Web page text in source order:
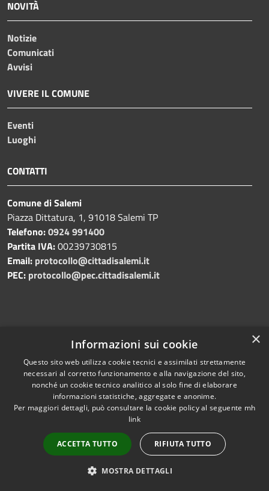
NOVITÀ
Notizie
Comunicati
Avvisi
VIVERE IL COMUNE
Eventi
Luoghi
CONTATTI
Comune di Salemi
Piazza Dittatura, 1, 91018 Salemi TP
Telefono:0924 991400
Partita IVA:00239730815
Email: protocollo@cittadisalemi.it
PEC: protocollo@pec.cittadisalemi.it
Prenotazione appuntamento
Segnalazione disservizio
Leggi le FAQ
Richiesta di assistenza
Amministrazione trasparente
Albo pretorio
Informativa privacy
×
Informazioni sui cookie
Questo sito web utilizza cookie tecnici e assimilati strettamente
necessari al corretto funzionamento e alla navigazione del sito,
nonché un cookie tecnico analitico al solo fine di elaborare
informazioni statistiche, aggregate e anonime.
Per maggiori dettagli, può consultare la cookie policy al seguente mh
link
ACCETTA TUTTO RIFIUTA TUTTO
MOSTRA DETTAGLI